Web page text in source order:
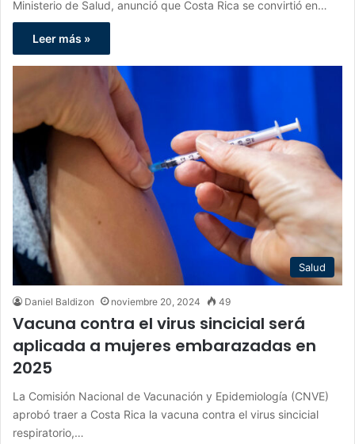
Ministerio de Salud, anunció que Costa Rica se convirtió en…
Leer más »
Salud
Daniel Baldizon noviembre 20, 2024 49
Vacuna contra el virus sincicial será
aplicada a mujeres embarazadas en
2025
La Comisión Nacional de Vacunación y Epidemiología (CNVE)
aprobó traer a Costa Rica la vacuna contra el virus sincicial
respiratorio,…